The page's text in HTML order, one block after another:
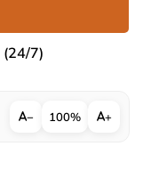
(24/7)
− 100% +